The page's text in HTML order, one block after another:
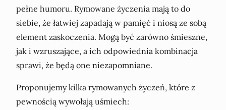
pełne humoru. Rymowane życzenia mają to do
siebie, że łatwiej zapadają w pamięć i niosą ze sobą
element zaskoczenia. Mogą być zarówno śmieszne,
jak i wzruszające, a ich odpowiednia kombinacja
sprawi, że będą one niezapomniane.
Proponujemy kilka rymowanych życzeń, które z
pewnością wywołają uśmiech: